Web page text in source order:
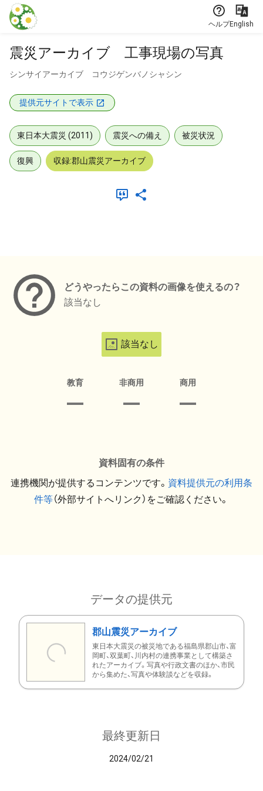
本文に飛ぶ
ヘルプEnglish
震災アーカイブ 工事現場の写真
シンサイアーカイブ コウジゲンバノシャシン
提供元サイトで表示
東日本大震災 (2011) 震災への備え 被災状況
復興 収録:郡山震災アーカイブ
どうやったらこの資料の画像を使えるの？
該当なし
該当なし
教育 非商用 商用
資料固有の条件
連携機関が提供するコンテンツです。 資料提供元の利用条
件等（外部サイトへリンク）をご確認ください。
データの提供元
郡山震災アーカイブ
東日本大震災の被災地である福島県郡山市、富
岡町、双葉町、川内村の連携事業として構築さ
れたアーカイブ。写真や行政文書のほか、市民
から集めた、写真や体験談などを収録。
最終更新日
2024/02/21